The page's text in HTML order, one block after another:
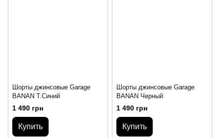
Шорты джинсовые Garage
BANAN Т.Синий
1 490 грн
Купить
Шорты джинсовые Garage
BANAN Черный
1 490 грн
Купить